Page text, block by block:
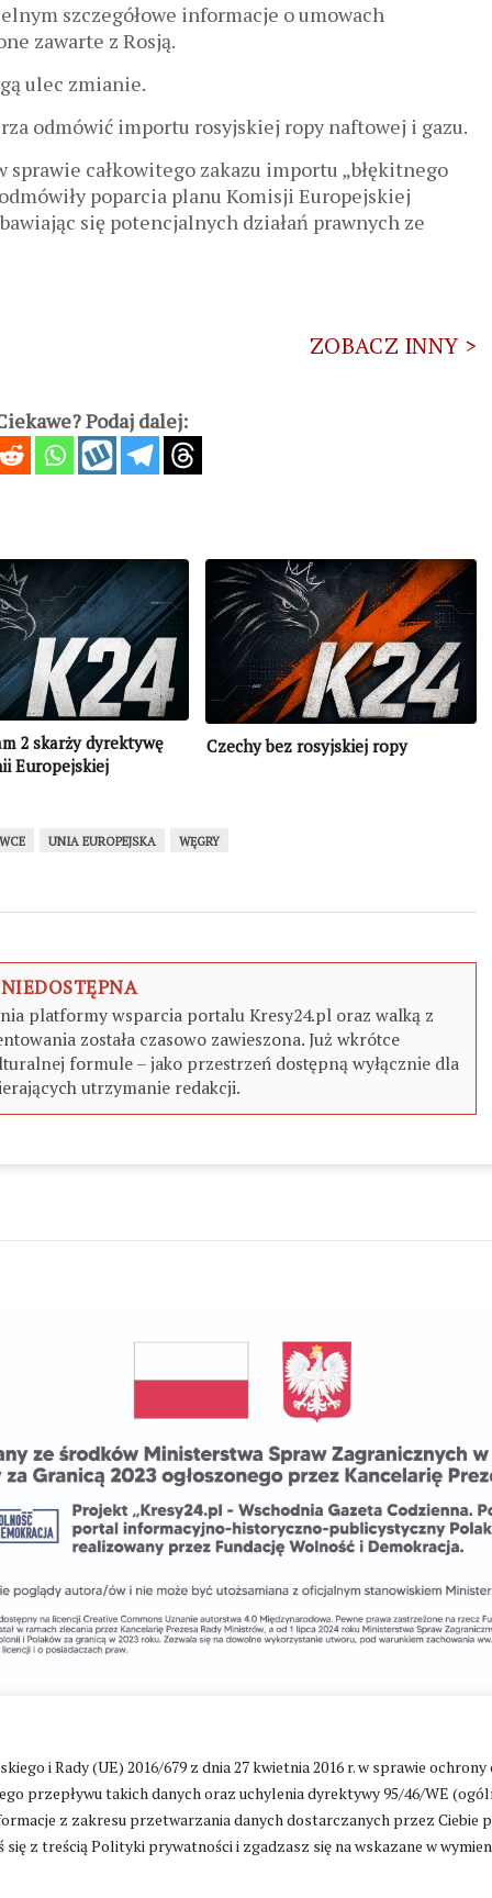
i Rady (UE) 2016/679 z dnia 27 kwietnia 2016 r. w sprawie
przepływu takich danych oraz uchylenia dyrektywy 95/46/WE
z zakresu przetwarzania danych dostarczanych przez Ciebie
z treścią Polityki prywatności i zgadzasz się na wskazane w
szczegółowe informacje o umowach
zawarte z Rosją.
ulec zmianie.
odmówić importu rosyjskiej ropy naftowej i gazu.
całkowitego zakazu importu „błękitnego
poparcia planu Komisji Europejskiej
się potencjalnych działań prawnych ze
ZOBACZ INNY >
Podaj dalej:
2 skarży dyrektywę
Europejskiej
Czechy bez rosyjskiej ropy
UNIA EUROPEJSKA WĘGRY
platformy wsparcia portalu Kresy24.pl oraz walką z
została czasowo zawieszona. Już wkrótce
formule – jako przestrzeń dostępną wyłącznie dla
utrzymanie redakcji.
Polityka prywatności